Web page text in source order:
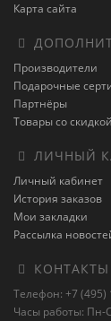
Карта сайта
Производители
Подарочные
Партнёры
Товары со скидкой
ЛИЧНЫЙ
Личный кабинет
История заказов
Мои закладки
Рассылка
КОНТАКТЫ
Телефон: +7 (495)
Часы работы: Пн-